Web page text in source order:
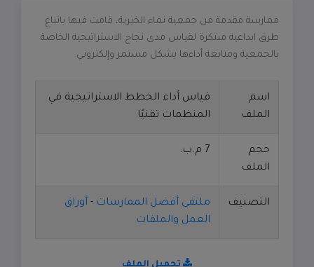
ممارسة مقدمة من جمعية نماء الخيرية، قامت فيها باتباع
طرق ابداعية مبتكرة لقياس مدى نجاح الاستراتيجية الخاصة
بالجمعية ومتابعة أداءها بشكل مستمر وإلكتروني.
اسم
الملف
قياس أداء الخطط الاستراتيجية في
المنظمات تقنيًا
حجم
الملف
7 م.ب.
التصنيف ملتقى أفضل الممارسات - أوراق
العمل والملفات
تحميل الملف